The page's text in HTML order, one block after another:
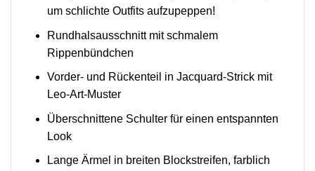
um schlichte Outfits aufzupeppen!
Rundhalsausschnitt mit schmalem
Rippenbündchen
Vorder- und Rückenteil in Jacquard-Strick mit
Leo-Art-Muster
Überschnittene Schulter für einen entspannten
Look
Lange Ärmel in breiten Blockstreifen, farblich